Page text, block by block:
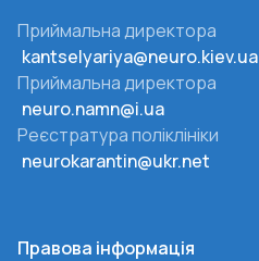
Приймальна директора
kantselyariya@neuro.kiev.ua
Приймальна директора
neuro.namn@i.ua
Реєстратура поліклініки
neurokarantin@ukr.net
Правова інформація